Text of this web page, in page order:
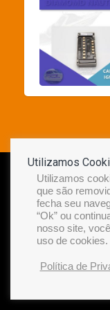
Utilizamos
Utilizamos
que são
fecha seu
“Ok” ou
nosso site,
uso de cookies.
Política de